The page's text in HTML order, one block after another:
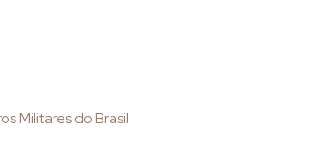
Militares do Brasil